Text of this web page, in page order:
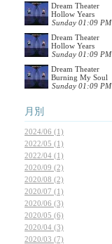
Dream Theater
Hollow Years
Sunday 01:09 PM
Dream Theater
Hollow Years
Sunday 01:09 PM
Dream Theater
Burning My Soul
Sunday 01:09 PM
月別
2024/06 (1)
2022/05 (1)
2022/04 (1)
2020/09 (2)
2020/08 (2)
2020/07 (1)
2020/06 (3)
2020/05 (6)
2020/04 (3)
2020/03 (7)